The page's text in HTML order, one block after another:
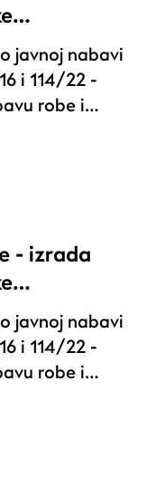
javnoj nabavi
i 114/22 -
robe i…
- izrada
javnoj nabavi
i 114/22 -
robe i…